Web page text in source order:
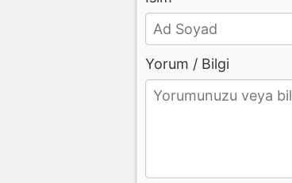
Yorum / Bilgi